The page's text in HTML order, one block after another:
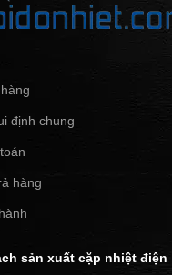
định chung
hàng
sản xuất cặp nhiệt điện